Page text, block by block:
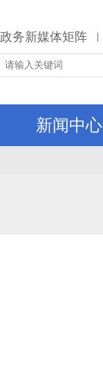
政务新媒体矩阵 |
新闻中心